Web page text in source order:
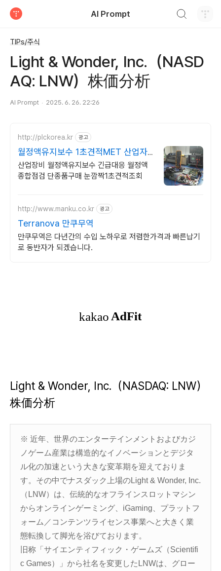
AI Prompt
TIPs/주식
Light & Wonder, Inc.（NASD
AQ: LNW）株価分析
AI Prompt 2025. 6. 26. 22:26
http://plckorea.kr 광고
월정액유지보수 1초견적MET 산업자
동화 장비판매수리보수
산업장비 월정액유지보수 긴급대응 월정액
종합점검 단종품구매 눈깜짝1초견적조회
http://www.manku.co.kr 광고
Terranova 만쿠무역
만쿠무역은 다년간의 수입 노하우로 저렴한가격과 빠른납기
로 동반자가 되겠습니다.
Light & Wonder, Inc.（NASDAQ: LNW）
株価分析
※ 近年、世界のエンターテインメントおよびカジ
ノゲーム産業は構造的なイノベーションとデジタ
ル化の加速という大きな変革期を迎えておりま
す。その中でナスダック上場のLight & Wonder, Inc.
（LNW）は、伝統的なオフラインスロットマシン
からオンラインゲーミング、iGaming、プラットフ
ォーム／コンテンツライセンス事業へと大きく業
態転換して脚光を浴びております。
旧称「サイエンティフィック・ゲームズ（Scientifi
c Games）」から社名を変更したLNWは、グロー